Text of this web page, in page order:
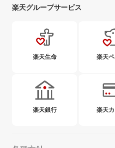
楽天グループサービス
楽天生命 楽天
楽天銀行 楽天